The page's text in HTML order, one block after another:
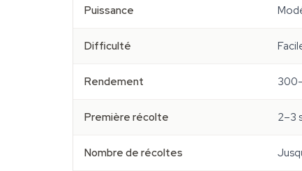
Puissance
Difficulté
Rendement
Première récolte 2–3
Nombre de récoltes